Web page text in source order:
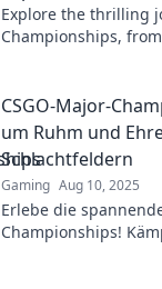
Explore the thrilling
Championships,
CSGO-Major-
um Ruhm und
Schlachtfeldern
Gaming Aug 10, 2025
Erlebe die
Championships!